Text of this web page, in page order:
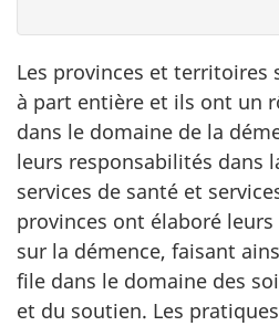
Les provinces et territoires
à part entière et ils ont un
dans le domaine de la
leurs responsabilités dans
services de santé et
provinces ont élaboré
sur la démence, faisant
file dans le domaine des
et du soutien. Les